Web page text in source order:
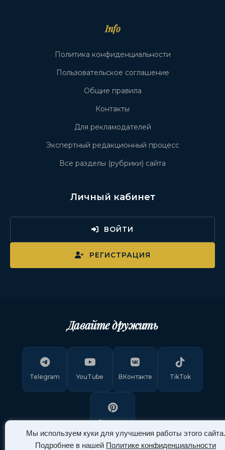
Мы используем куки для улучшения работы этого сайта.
Подробнее в нашей Политике конфиденциальности
Info
Политика конфиденциальности
Пользовательское соглашение
Общие правила
Контакты
Для рекламодателей
Экспертный редакционный процесс
Все разделы (рубрики) сайта
Личный кабинет
ВОЙТИ
РЕГИСТРАЦИЯ
Давайте дружить
Telegram YouTube ВКонтакте TikTok
Pinterest